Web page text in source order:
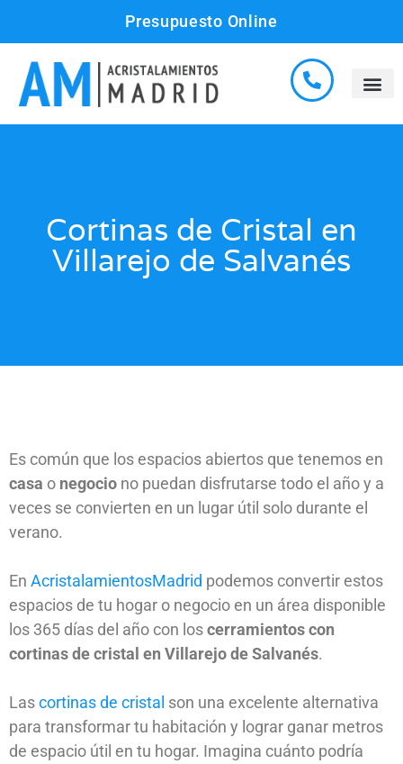
Presupuesto Online
Cortinas de Cristal en
Villarejo de Salvanés
Es común que los espacios abiertos que tenemos en
casa o negocio no puedan disfrutarse todo el año y a
veces se convierten en un lugar útil solo durante el
verano.
En AcristalamientosMadrid podemos convertir estos
espacios de tu hogar o negocio en un área disponible
los 365 días del año con loscerramientos con
cortinas de cristal en Villarejo de Salvanés.
Lascortinas de cristal son una excelente alternativa
para transformar tu habitación y lograr ganar metros
de espacio útil en tu hogar. Imagina cuánto podría